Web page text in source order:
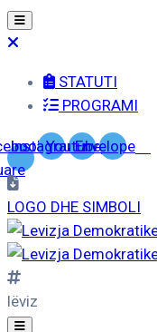
STATUTI
PROGRAMI
Instagram
YoutubeEnvelope
LOGO DHE SIMBOLI
lëviz